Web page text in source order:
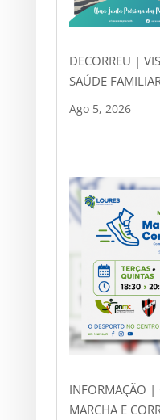
DECORREU |
SAÚDE
Ago 5, 2026
INFORMAÇÃO |
MARCHA E